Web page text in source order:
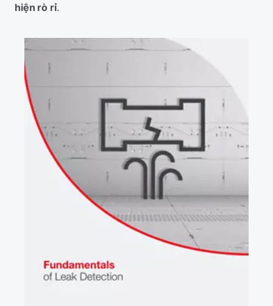
hiện rò rỉ.